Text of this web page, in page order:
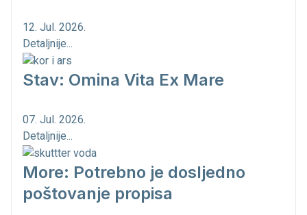
12. Jul. 2026.
Detaljnije...
Stav: Omina Vita Ex Mare
07. Jul. 2026.
Detaljnije...
More: Potrebno je dosljedno
poštovanje propisa